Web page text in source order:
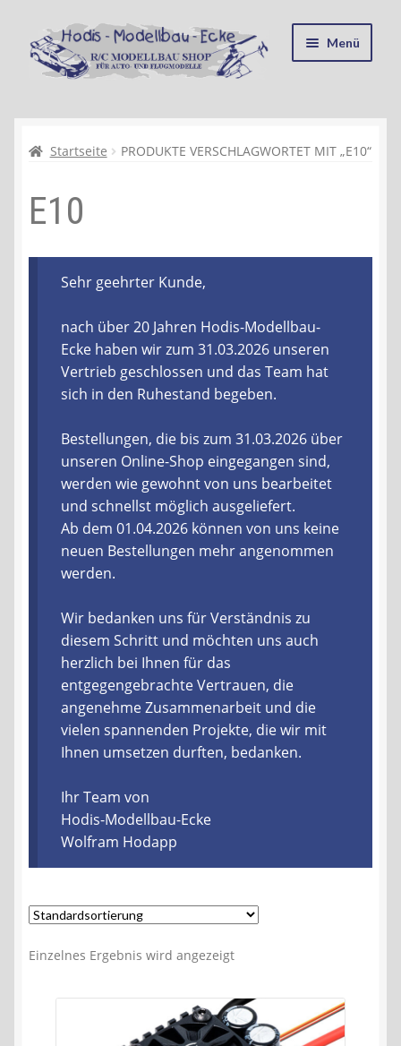
Zur
Navigation
springen
Zum
Inhalt
springen
Menü
Kasse
Mein Konto
Shop
Warenkorb
Ablauf einer Bestellung
Liefer- und Versandkosten
Zahlungsarten
Lieferzeit & Verfügbarkeit
Gutschein
Batterien- und Akku Verordnung
Elektro- und Elektronikgeräte Verordnung
Öle- und Schmierstoff Verordnung
Kontakt
AGB
Widerrufsbelehrung
Datenschutzerklärung
Startseite PRODUKTE VERSCHLAGWORTET MIT „E10“
E10
Sehr geehrter Kunde,
nach über 20 Jahren Hodis-Modellbau-
Ecke haben wir zum 31.03.2026 unseren
Vertrieb geschlossen und das Team hat
sich in den Ruhestand begeben.
Bestellungen, die bis zum 31.03.2026 über
unseren Online-Shop eingegangen sind,
werden wie gewohnt von uns bearbeitet
und schnellst möglich ausgeliefert.
Ab dem 01.04.2026 können von uns keine
neuen Bestellungen mehr angenommen
werden.
Wir bedanken uns für Verständnis zu
diesem Schritt und möchten uns auch
herzlich bei Ihnen für das
entgegengebrachte Vertrauen, die
angenehme Zusammenarbeit und die
vielen spannenden Projekte, die wir mit
Ihnen umsetzen durften, bedanken.
Ihr Team von
Hodis-Modellbau-Ecke
Wolfram Hodapp
Einzelnes Ergebnis wird angezeigt